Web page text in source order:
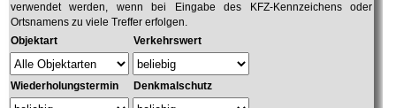
verwendet werden, wenn bei Eingabe des KFZ-Kennzeichens oder
Ortsnamens zu viele Treffer erfolgen.
Objektart
Verkehrswert
Wiederholungstermin Denkmalschutz